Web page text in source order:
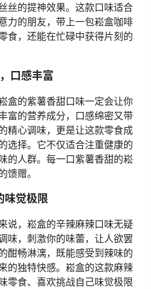
丝的提神效果。这款口味适合
力的朋友，带上一包崧盒咖啡
食，还能在忙碌中获得片刻的
口感丰富
盒的紫薯香甜口味一定会让你
富的营养成分，口感绵密又带
精心调味，更是让这款零食成
选择。它不仅适合注重健康的
的人群。每一口紫薯香甜的崧
馈赠。
味觉极限
说，崧盒的辛辣麻辣口味无疑
味，刺激你的味蕾，让人欲罢
酣畅淋漓，既能感受到辣味的
的独特快感。崧盒的这款麻辣
零食、喜欢挑战自己味觉极限